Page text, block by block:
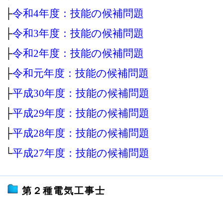
├令和4年度：技能の候補問題
├令和3年度：技能の候補問題
├令和2年度：技能の候補問題
├令和元年度：技能の候補問題
├平成30年度：技能の候補問題
├平成29年度：技能の候補問題
├平成28年度：技能の候補問題
└平成27年度：技能の候補問題
第２種電気工事士